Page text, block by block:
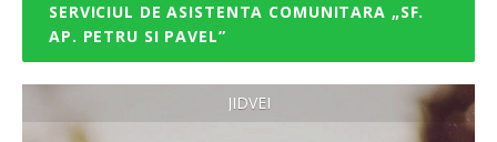
SERVICIUL DE ASISTENTA COMUNITARA „SF.
AP. PETRU SI PAVEL”
JIDVEI